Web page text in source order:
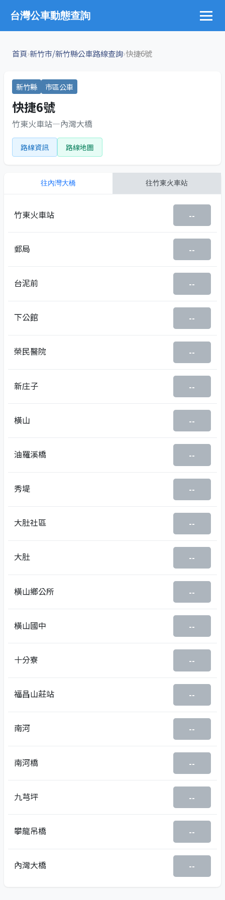
台灣公車動態查詢
首頁›新竹市/新竹縣公車路線查詢›快捷6號
新竹縣 市區公車
快捷6號
竹東火車站—內灣大橋
路線資訊 路線地圖
往內灣大橋 往竹東火車站
竹東火車站 --
郵局 --
台泥前 --
下公館 --
榮民醫院 --
新庄子 --
橫山 --
油羅溪橋 --
秀堤 --
大肚社區 --
大肚 --
橫山鄉公所 --
橫山國中 --
十分寮 --
福昌山莊站 --
南河 --
南河橋 --
九芎坪 --
攀龍吊橋 --
內灣大橋 --